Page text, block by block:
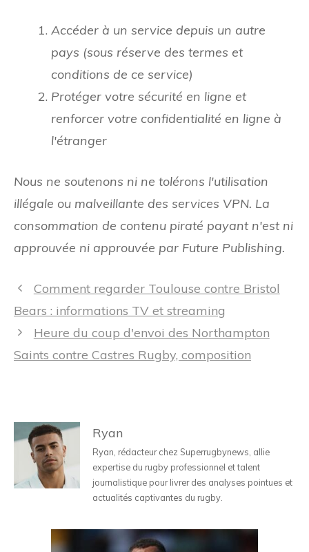
Accéder à un service depuis un autre
pays (sous réserve des termes et
conditions de ce service)
Protéger votre sécurité en ligne et
renforcer votre confidentialité en ligne à
l'étranger
Nous ne soutenons ni ne tolérons l'utilisation
illégale ou malveillante des services VPN. La
consommation de contenu piraté payant n'est ni
approuvée ni approuvée par Future Publishing.
Navigation
des
Comment regarder Toulouse contre Bristol
Bears : informations TV et streaming
Heure du coup d'envoi des Northampton
Saints contre Castres Rugby, composition
Ryan
Ryan, rédacteur chez Superrugbynews, allie
expertise du rugby professionnel et talent
journalistique pour livrer des analyses pointues et
actualités captivantes du rugby.